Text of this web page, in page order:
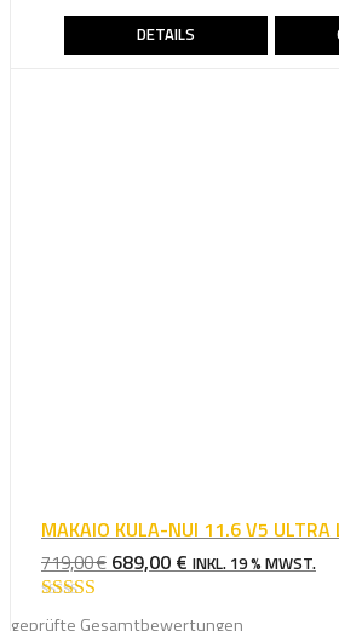
DETAILS
MAKAIO KULA-NUI 11.6 V5 ULTRA
719,00€ URSPRÜNGLICHER
WAR:
689,00 € AKTUELLER
IST:
INKL. 19 % MWST.
Bewertet mit
geprüfte Gesamtbewertungen